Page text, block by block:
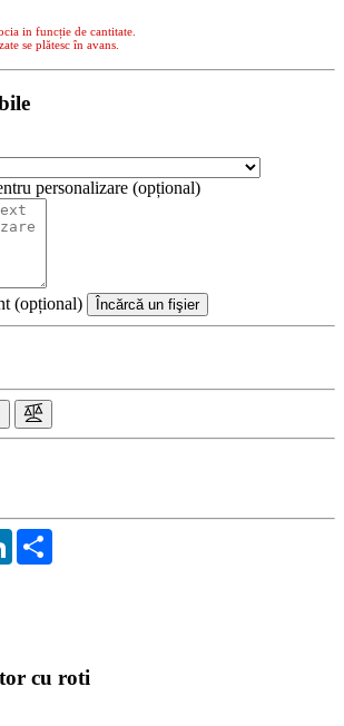
in funcție de cantitate.
se plătesc în avans.
personalizare (opțional)
(opțional) Încărcă un fişier
LinkedIn
cu roti